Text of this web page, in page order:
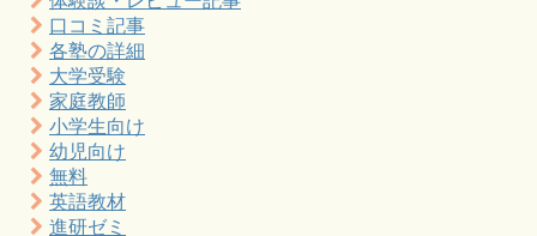
口コミ記事
各塾の詳細
大学受験
家庭教師
小学生向け
幼児向け
無料
英語教材
進研ゼミ